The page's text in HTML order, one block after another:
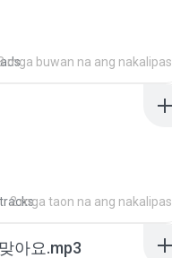
mga buwan na ang nakalipas
tracks
2 mga taon na ang nakalipas
아요.mp3